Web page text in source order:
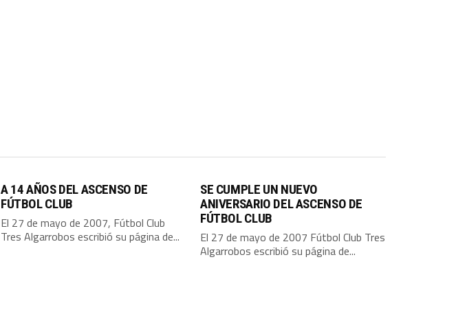
A 14 AÑOS DEL ASCENSO DE
FÚTBOL CLUB
El 27 de mayo de 2007, Fútbol Club
Tres Algarrobos escribió su página de...
SE CUMPLE UN NUEVO
ANIVERSARIO DEL ASCENSO DE
FÚTBOL CLUB
El 27 de mayo de 2007 Fútbol Club Tres
Algarrobos escribió su página de...